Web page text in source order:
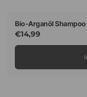
Bio-Arganöl
Normaler
Preis
€14,99